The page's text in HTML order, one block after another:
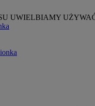
UWIELBIAMY